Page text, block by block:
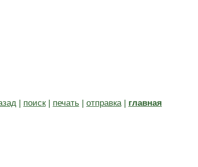
| поиск| печать | отправка| главная